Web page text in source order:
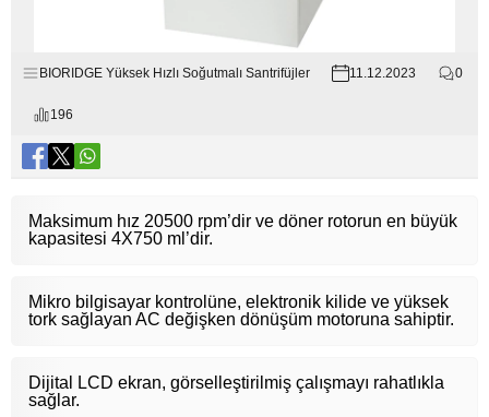
BIORIDGE Yüksek Hızlı Soğutmalı Santrifüjler 11.12.2023 0
196
Maksimum hız 20500 rpm’dir ve döner rotorun en büyük
kapasitesi 4X750 ml’dir.
Mikro bilgisayar kontrolüne, elektronik kilide ve yüksek
tork sağlayan AC değişken dönüşüm motoruna sahiptir.
Dijital LCD ekran, görselleştirilmiş çalışmayı rahatlıkla
sağlar.